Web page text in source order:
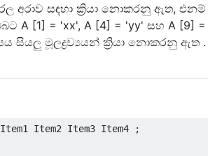
අරාව සඳහා ක්‍රියා නොකරනු ඇත,
A [1] = 'xx', A [4] = 'yy' සහ A [9]
සියලු මූලද්‍රව්‍යයන් ක්‍රියා නොකරනු ඇත .
Item1 Item2 Item3 Item4
;